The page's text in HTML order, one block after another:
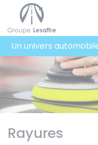
Un univers
Rayures
Panneau de gestion des